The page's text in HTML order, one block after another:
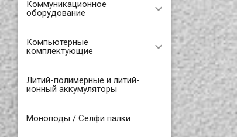
Коммуникационное
оборудование
Компьютерные
комплектующие
Литий-полимерные и литий-
ионный аккумуляторы
Моноподы / Селфи палки